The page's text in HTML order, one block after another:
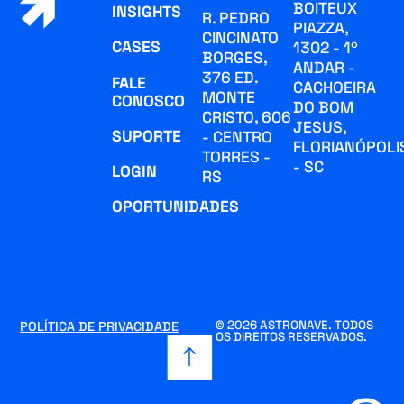
INSIGHTS
CASES
FALE
CONOSCO
SUPORTE
LOGIN
OPORTUNIDADES
R. PEDRO
CINCINATO
BORGES,
376 ED.
MONTE
CRISTO, 606
- CENTRO
TORRES -
RS
BOITEUX
PIAZZA,
1302 - 1º
ANDAR -
CACHOEIRA
DO BOM
JESUS,
- SC
© 2026 ASTRONAVE. TODOS
OS DIREITOS RESERVADOS.
POLÍTICA DE PRIVACIDADE